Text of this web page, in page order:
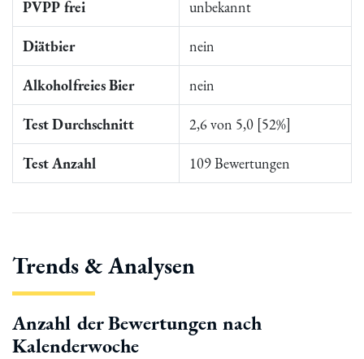
PVPP frei unbekannt
Diätbier nein
Alkoholfreies Bier nein
Test Durchschnitt 2,6 von 5,0 [52%]
Test Anzahl 109 Bewertungen
Trends & Analysen
Anzahl der Bewertungen nach
Kalenderwoche